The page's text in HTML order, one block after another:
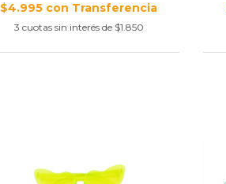
$4.995 con
3 cuotas sin interés de $1.850